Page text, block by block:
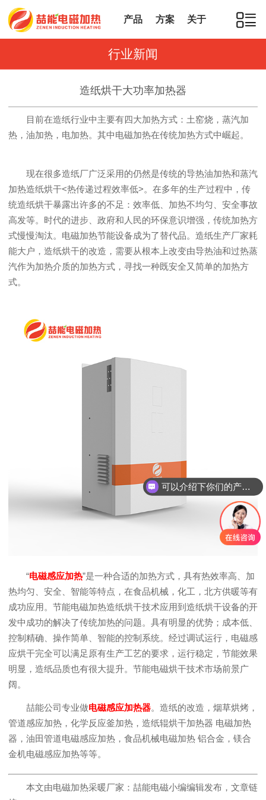
产品 方案 关于
行业新闻
造纸烘干大功率加热器
目前在造纸行业中主要有四大加热方式：土窑烧，蒸汽加
热，油加热，电加热。其中电磁加热在传统加热方式中崛起。
现在很多造纸厂广泛采用的仍然是传统的导热油加热和蒸汽
加热造纸烘干<热传递过程效率低>。在多年的生产过程中，传
统造纸烘干暴露出许多的不足：效率低、加热不均匀、安全事故
高发等。时代的进步、政府和人民的环保意识增强，传统加热方
式慢慢淘汰。电磁加热节能设备成为了替代品。造纸生产厂家耗
能大户，造纸烘干的改造，需要从根本上改变由导热油和过热蒸
汽作为加热介质的加热方式，寻找一种既安全又简单的加热方
式。
“电磁感应加热”是一种合适的加热方式，具有热效率高、加
热均匀、安全、智能等特点，在食品机械，化工，北方供暖等有
成功应用。节能电磁加热造纸烘干技术应用到造纸烘干设备的开
发中成功的解决了传统加热的问题。具有明显的优势；成本低、
控制精确、操作简单、智能的控制系统。经过调试运行，电磁感
应烘干完全可以满足原有生产工艺的要求，运行稳定，节能效果
明显，造纸品质也有很大提升。节能电磁烘干技术市场前景广
阔。
喆能公司专业做电磁感应加热器。造纸的改造，烟草烘烤，
管道感应加热，化学反应釜加热，造纸辊烘干加热器 电磁加热
器，油田管道电磁感应加热，食品机械电磁加热 铝合金，镁合
金机电磁感应加热等等。
本文由电磁加热采暖厂家：喆能电磁小编编辑发布，文章链
可以介绍下你们的产品么？